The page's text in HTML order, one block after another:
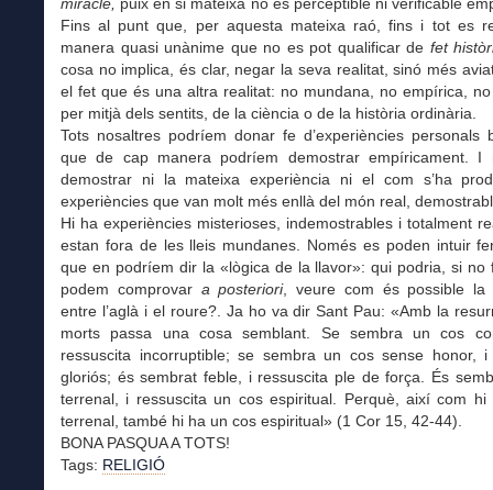
Fins al punt que, per aquesta mateixa raó, fins i tot es
manera quasi unànime que no es pot qualificar de fet
cosa no implica, és clar, negar la seva realitat, sinó més
el fet que és una altra realitat: no mundana, no empírica,
per mitjà dels sentits, de la ciència o de la història ordinària.
Tots nosaltres podríem donar fe d’experiències personals
que de cap manera podríem demostrar empíricament. I
demostrar ni la mateixa experiència ni el com s’ha
experiències que van molt més enllà del món real,
Hi ha experiències misterioses, indemostrables i totalment
estan fora de les lleis mundanes. Només es poden intuir
que en podríem dir la «lògica de la llavor»: qui podria, si no
podem comprovar a posteriori, veure com és possible la
entre l’aglà i el roure?. Ja ho va dir Sant Pau: «Amb la
morts passa una cosa semblant. Se sembra un cos
ressuscita incorruptible; se sembra un cos sense honor, i
gloriós; és sembrat feble, i ressuscita ple de força. És
terrenal, i ressuscita un cos espiritual. Perquè, així com
terrenal, també hi ha un cos espiritual» (1 Cor 15, 42-44).
BONA PASQUA A TOTS!
Tags: RELIGIÓ